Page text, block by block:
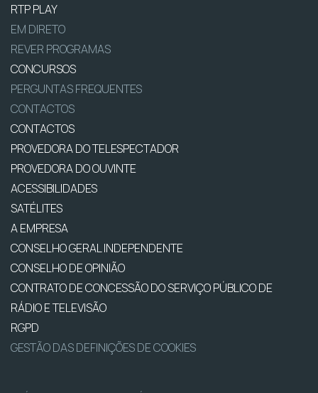
RTP PLAY
EM DIRETO
REVER PROGRAMAS
CONCURSOS
PERGUNTAS FREQUENTES
CONTACTOS
CONTACTOS
PROVEDORA DO TELESPECTADOR
PROVEDORA DO OUVINTE
ACESSIBILIDADES
SATÉLITES
A EMPRESA
CONSELHO GERAL INDEPENDENTE
CONSELHO DE OPINIÃO
CONTRATO DE CONCESSÃO DO SERVIÇO PÚBLICO DE
RÁDIO E TELEVISÃO
RGPD
GESTÃO DAS DEFINIÇÕES DE COOKIES